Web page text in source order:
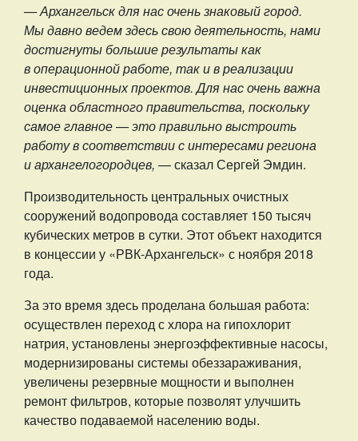
— Архангельск для нас очень знаковый город.
Мы давно ведем здесь свою деятельность, нами
достигнуты большие результаты как
в операционной работе, так и в реализации
инвестиционных проектов. Для нас очень важна
оценка областного правительства, поскольку
самое главное — это правильно выстроить
работу в соответствии с интересами региона
и архангелогородцев, — сказал Сергей Эмдин.
Производительность центральных очистных
сооружений водопровода составляет 150 тысяч
кубических метров в сутки. Этот объект находится
в концессии у «РВК-Архангельск» с ноября 2018
года.
За это время здесь проделана большая работа:
осуществлен переход с хлора на гипохлорит
натрия, установлены энергоэффективные насосы,
модернизированы системы обеззараживания,
увеличены резервные мощности и выполнен
ремонт фильтров, которые позволят улучшить
качество подаваемой населению воды.